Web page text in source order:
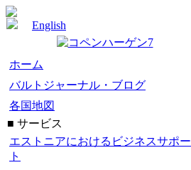
English
ホーム
バルトジャーナル・ブログ
各国地図
■ サービス
エストニアにおけるビジネスサポー
ト